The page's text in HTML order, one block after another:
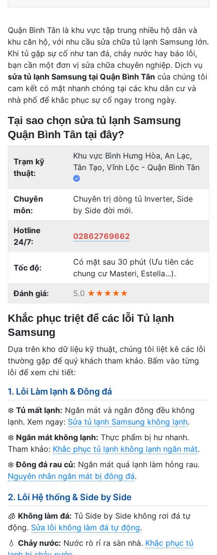
Quận Bình Tân là khu vực tập trung nhiều hộ dân và
khu căn hộ, với nhu cầu sửa chữa tủ lạnh Samsung lớn.
Khi tủ gặp sự cố như tan đá, chảy nước hay báo lỗi,
bạn cần một đơn vị sửa chữa chuyên nghiệp. Dịch vụ
sửa tủ lạnh Samsung tại Quận Bình Tân của chúng tôi
cam kết có mặt nhanh chóng tại các khu dân cư và
nhà phố để khắc phục sự cố ngay trong ngày.
Tại sao chọn sửa tủ lạnh Samsung
Quận Bình Tân tại đây?
Trạm kỹ
thuật:
Khu vực Bình Hưng Hòa, An Lạc,
Tân Tạo, Vĩnh Lộc - Quận Bình Tân
Chuyên
môn:
Chuyên trị dòng tủ Inverter, Side
by Side đời mới.
Hotline
24/7:
02862769662
Tốc độ:
Có mặt sau 30 phút (Ưu tiên các
chung cư Masteri, Estella...).
Đánh giá: 5.0 ★★★★★
Khắc phục triệt để các lỗi Tủ lạnh
Samsung
Dựa trên kho dữ liệu kỹ thuật, chúng tôi liệt kê các lỗi
thường gặp để quý khách tham khảo. Bấm vào từng
lỗi để xem chi tiết:
1. Lỗi Làm lạnh & Đông đá
❄️ Tủ mất lạnh: Ngăn mát và ngăn đông đều không
lạnh. Xem ngay: Sửa tủ lạnh Samsung không lạnh.
❄️ Ngăn mát không lạnh: Thực phẩm bị hư nhanh.
Tham khảo: Khắc phục tủ lạnh không lạnh ngăn mát.
❄️Đông đá rau củ: Ngăn mát quá lạnh làm hỏng rau.
Nguyên nhân ngăn mát bị đông đá.
2. Lỗi Hệ thống & Side by Side
🧊 Không làm đá: Tủ Side by Side không rơi đá tự
động. Sửa lỗi không làm đá tự động.
💧 Chảy nước: Nước rò rỉ ra sàn nhà. Khắc phục tủ